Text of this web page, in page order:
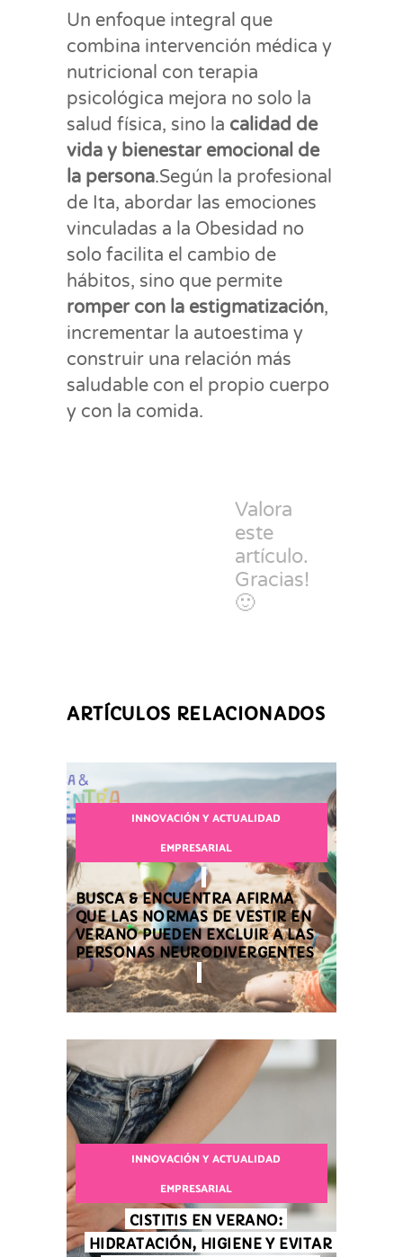
Un enfoque integral que
combina intervención médica y
nutricional con terapia
psicológica mejora no solo la
salud física, sino la calidad de
vida y bienestar emocional de
la persona.Según la profesional
de Ita, abordar las emociones
vinculadas a la Obesidad no
solo facilita el cambio de
hábitos, sino que permite
romper con la estigmatización,
incrementar la autoestima y
construir una relación más
saludable con el propio cuerpo
y con la comida.
Valora
este
artículo.
Gracias!
🙂
ARTÍCULOS RELACIONADOS
INNOVACIÓN Y ACTUALIDAD
EMPRESARIAL
BUSCA & ENCUENTRA AFIRMA
QUE LAS NORMAS DE VESTIR EN
VERANO PUEDEN EXCLUIR A LAS
PERSONAS NEURODIVERGENTES
INNOVACIÓN Y ACTUALIDAD
EMPRESARIAL
CISTITIS EN VERANO:
HIDRATACIÓN, HIGIENE Y EVITAR